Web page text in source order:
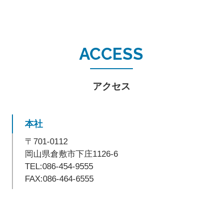
アクセス
本社
〒701-0112
岡山県倉敷市下庄1126-6
TEL:086-454-9555
FAX:086-464-6555